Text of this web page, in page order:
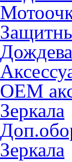
OEM
Зеркала
Зеркала